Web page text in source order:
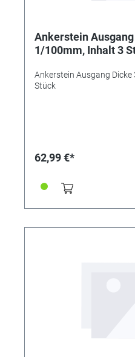
Ankerstein
1/100mm, Inhalt 3
Ankerstein Ausgang
Stück
62,99 €*